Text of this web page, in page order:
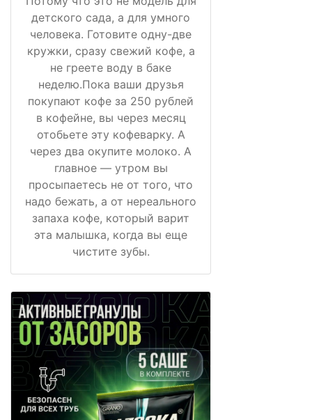
детского сада, а для умного
человека. Готовите одну-две
кружки, сразу свежий кофе, а
не греете воду в баке
неделю.Пока ваши друзья
покупают кофе за 250 рублей
в кофейне, вы через месяц
отобьете эту кофеварку. А
через два окупите молоко. А
главное — утром вы
просыпаетесь не от того, что
надо бежать, а от нереального
запаха кофе, который варит
эта малышка, когда вы еще
чистите зубы.